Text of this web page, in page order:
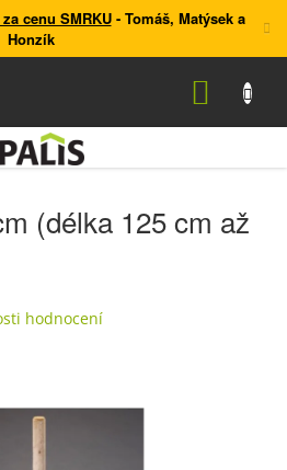
cenu SMRKU- Tomáš, Matýsek a
Honzík
(délka 125 cm až
hodnocení